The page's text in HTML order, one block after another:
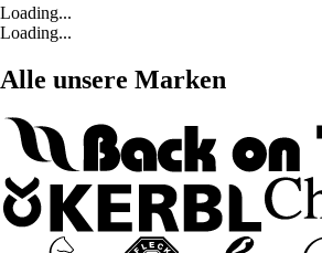
Loading...
Loading...
Alle unsere Marken